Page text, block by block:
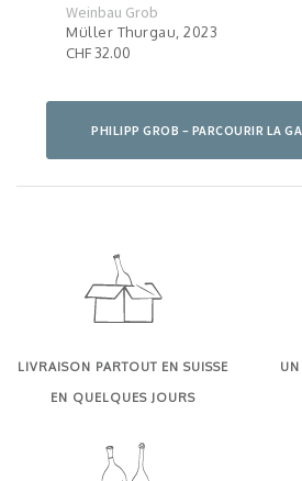
Weinbau Grob
Müller Thurgau, 2023
CHF 32.00
PHILIPP GROB – PARCOURIR LA
LIVRAISON PARTOUT EN SUISSE
EN QUELQUES JOURS